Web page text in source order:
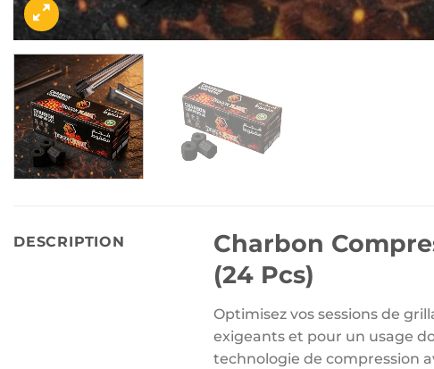
DESCRIPTION
Charbon
(24 Pcs)
Optimisez vos sessions de
exigeants et pour un usage
technologie de compression